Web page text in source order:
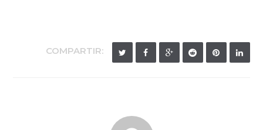
COMPARTIR: